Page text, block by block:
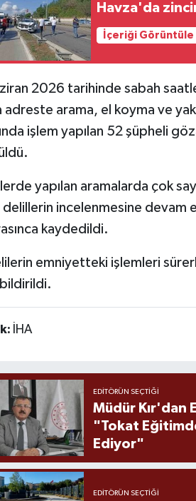
Havza'da
İçeriği Görüntüle
2026 tarihinde sabah
adreste arama, el koyma ve
işlem yapılan 52 şüpheli
yapılan aramalarda çok
delillerin incelenmesine devam
kaydedildi.
emniyetteki işlemleri
İHA
EDITÖRÜN SEÇTIĞI
Müdür Kır'dan
"Tokat
Ediyor"
EDITÖRÜN SEÇTIĞI